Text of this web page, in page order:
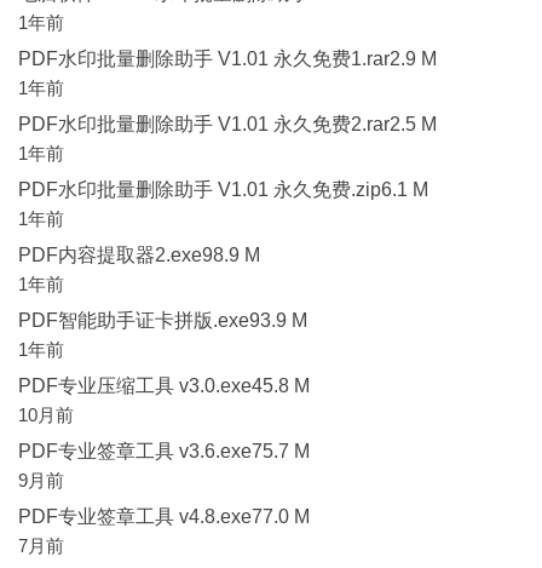
1年前
PDF水印批量删除助手 V1.01 永久免费1.rar2.9 M
1年前
PDF水印批量删除助手 V1.01 永久免费2.rar2.5 M
1年前
PDF水印批量删除助手 V1.01 永久免费.zip6.1 M
1年前
PDF内容提取器2.exe98.9 M
1年前
PDF智能助手证卡拼版.exe93.9 M
1年前
PDF专业压缩工具 v3.0.exe45.8 M
10月前
PDF专业签章工具 v3.6.exe75.7 M
9月前
PDF专业签章工具 v4.8.exe77.0 M
7月前